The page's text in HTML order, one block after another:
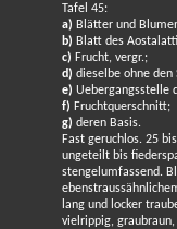
Tafel 45:
a) Blätter und
b) Blatt des
c) Frucht, vergr.;
d) dieselbe ohne den
e) Uebergangsstelle
f) Fruchtquerschnitt;
g) deren Basis.
Fast geruchlos. 25
ungeteilt bis
stengelumfassend.
lang und locker
vielrippig,